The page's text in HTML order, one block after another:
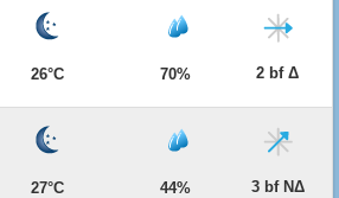
26°C 70% 2 bf Δ
27°C 44% 3 bf ΝΔ